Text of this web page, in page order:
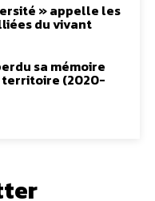
» appelle les
du vivant
sa mémoire
(2020-